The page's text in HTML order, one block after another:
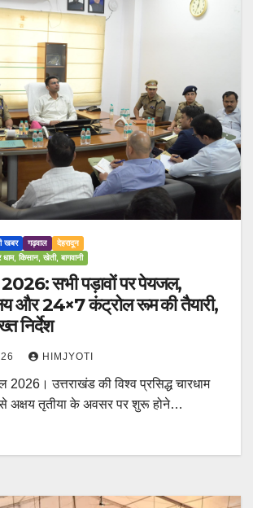
खबर गढ़वाल
देहरादून
किसान, खेती, बागवानी
2026: सभी पड़ावों पर पेयजल,
और 24×7 कंट्रोल रूम की तैयारी,
निर्देश
HIMJYOTI
2026। उत्तराखंड की विश्व प्रसिद्ध चारधाम
अक्षय तृतीया के अवसर पर शुरू होने…